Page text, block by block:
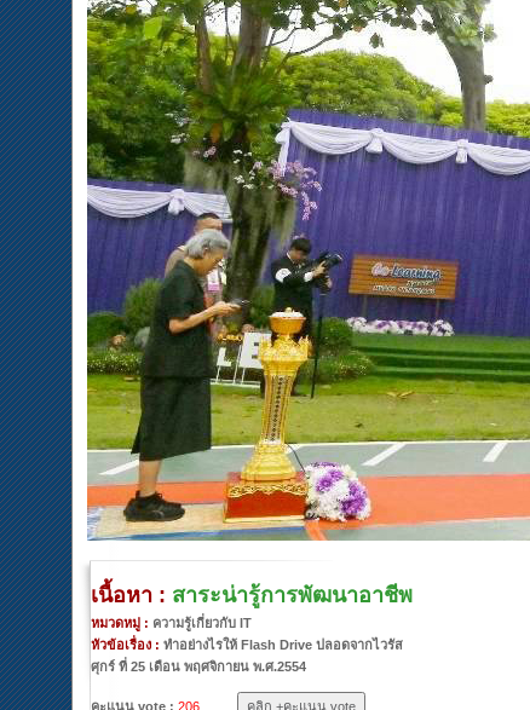
เนื้อหา : สาระน่ารู้การพัฒนาอาชีพ
หมวดหมู่ : ความรู้เกี่ยวกับ IT
หัวข้อเรื่อง : ทำอย่างไรให้ Flash Drive ปลอดจากไวรัส
ศุกร์ ที่ 25 เดือน พฤศจิกายน พ.ศ.2554
คะแนน vote : 206